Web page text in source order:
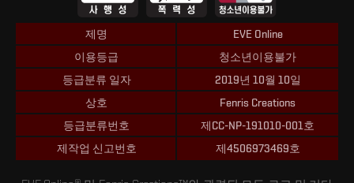
제명
EVE Online
이용등급
청소년이용불가
등급분류 일자
2019년 10월 10일
상호
Fenris Creations
등급분류번호
제CC-NP-191010-001호
제작업 신고번호
제4506973469호